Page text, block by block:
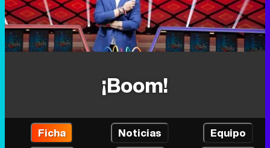
¡Boom!
Ficha Noticias
Equipo